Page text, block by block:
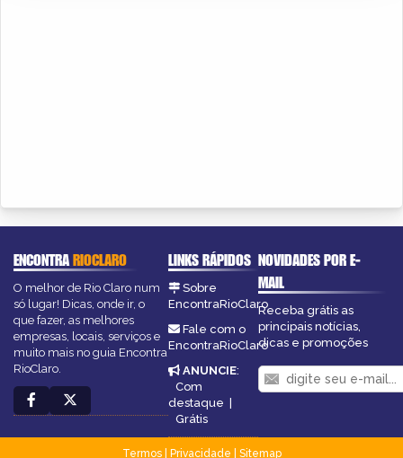
ENCONTRARIOCLARO
O melhor de Rio Claro num
só lugar! Dicas, onde ir, o
que fazer, as melhores
empresas, locais, serviços e
muito mais no guia Encontra
RioClaro.
LINKS RÁPIDOS
Sobre
EncontraRioClaro
Fale com o
EncontraRioClaro
ANUNCIE:
Com
destaque |
Grátis
NOVIDADES POR E-
MAIL
Receba grátis as
principais notícias,
dicas e promoções
Termos| Privacidade
Sitemap